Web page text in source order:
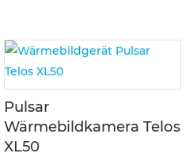
Pulsar
Wärmebildkamera Telos
XL50